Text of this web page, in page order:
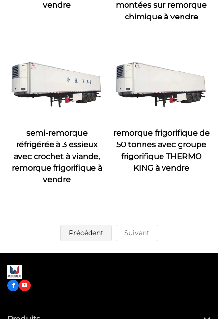
vendre
montées sur remorque
chimique à vendre
semi-remorque
réfrigérée à 3 essieux
avec crochet à viande,
remorque frigorifique à
vendre
remorque frigorifique de
50 tonnes avec groupe
frigorifique THERMO
KING à vendre
Précédent Suivant